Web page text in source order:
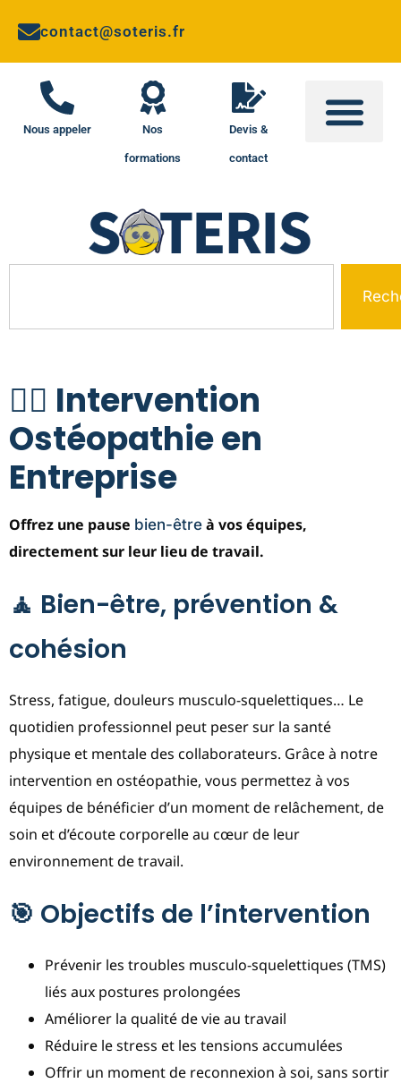
contact@soteris.fr
Nous appeler Nos
formations
Devis &
contact
💆‍♀️ Intervention
Ostéopathie en
Entreprise
Offrez une pause bien-être à vos équipes,
directement sur leur lieu de travail.
🧘 Bien-être, prévention &
cohésion
Stress, fatigue, douleurs musculo-squelettiques… Le
quotidien professionnel peut peser sur la santé
physique et mentale des collaborateurs. Grâce à notre
intervention en ostéopathie, vous permettez à vos
équipes de bénéficier d’un moment de relâchement, de
soin et d’écoute corporelle au cœur de leur
environnement de travail.
🎯 Objectifs de l’intervention
Prévenir les troubles musculo-squelettiques (TMS)
liés aux postures prolongées
Améliorer la qualité de vie au travail
Réduire le stress et les tensions accumulées
Offrir un moment de reconnexion à soi, sans sortir